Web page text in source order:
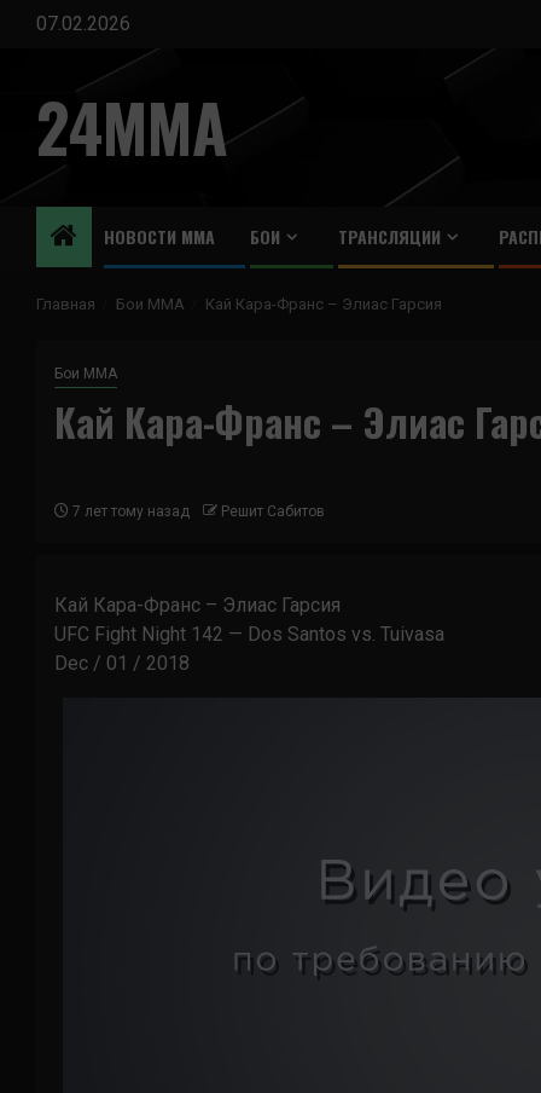
Перейти
содержимому
07.02.2026
24MMA
НОВОСТИ ММА БОИ ТРАНСЛЯЦИИ
Главная Бои ММА Кай Кара-Франс – Элиас Гарсия
Бои ММА
Кай Кара-Франс – Элиас
7 лет тому назад Решит Сабитов
Кай Кара-Франс – Элиас Гарсия
UFC Fight Night 142 — Dos Santos vs. Tuivasa
Dec / 01 / 2018